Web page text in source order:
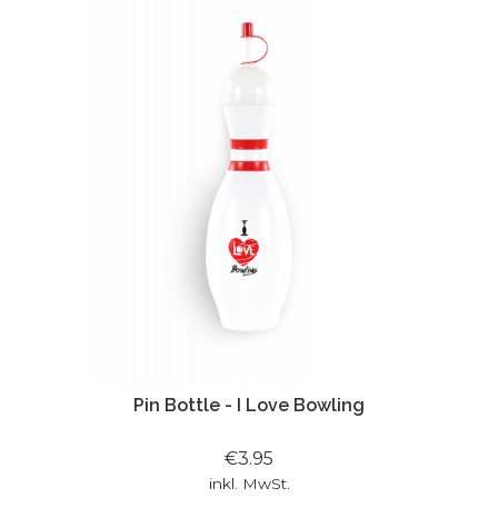
Pin Bottle - I Love Bowling
€3.95
inkl. MwSt.